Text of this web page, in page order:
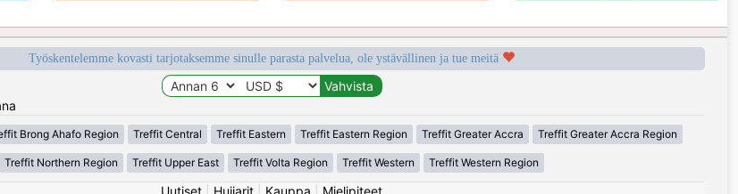
Työskentelemme kovasti tarjotaksemme sinulle parasta palvelua, ole ystävällinen ja tue meitä
Brong Ahafo Region Treffit Central Treffit Eastern Treffit Eastern Region Treffit Greater Accra Treffit Greater Accra Region
Treffit Northern Region Treffit Upper East Treffit Volta Region Treffit Western Treffit Western Region
Uutiset Huijarit Kauppa Mielipiteet